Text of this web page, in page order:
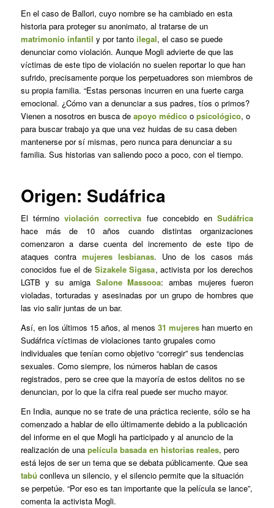
En el caso de Ballori, cuyo nombre se ha cambiado en esta
historia para proteger su anonimato, al tratarse de un
matrimonio infantil y por tanto ilegal, el caso se puede
denunciar como violación. Aunque Mogli advierte de que las
víctimas de este tipo de violación no suelen reportar lo que han
sufrido, precisamente porque los perpetuadores son miembros de
su propia familia. “Estas personas incurren en una fuerte carga
emocional. ¿Cómo van a denunciar a sus padres, tíos o primos?
Vienen a nosotros en busca de apoyo médicoo psicológico, o
para buscar trabajo ya que una vez huidas de su casa deben
mantenerse por sí mismas, pero nunca para denunciar a su
familia. Sus historias van saliendo poco a poco, con el tiempo.
Origen: Sudáfrica
El términoviolación correctiva fue concebido enSudáfrica
hace más de 10 años cuando distintas organizaciones
comenzaron a darse cuenta del incremento de este tipo de
ataques contra mujeres lesbianas. Uno de los casos más
conocidos fue el de Sizakele Sigasa, activista por los derechos
LGTB y su amiga Salone Massooa: ambas mujeres fueron
violadas, torturadas y asesinadas por un grupo de hombres que
las vio salir juntas de un bar.
Así, en los últimos 15 años, al menos 31 mujereshan muerto en
Sudáfrica víctimas de violaciones tanto grupales como
individuales que tenían como objetivo “corregir” sus tendencias
sexuales. Como siempre, los números hablan de casos
registrados, pero se cree que la mayoría de estos delitos no se
denuncian, por lo que la cifra real puede ser mucho mayor.
En India, aunque no se trate de una práctica reciente, sólo se ha
comenzado a hablar de ello últimamente debido a la publicación
del informe en el que Mogli ha participado y al anuncio de la
realización de una película basada en historias reales, pero
está lejos de ser un tema que se debata públicamente. Que sea
tabú conlleva un silencio, y el silencio permite que la situación
se perpetúe. “Por eso es tan importante que la película se lance”,
comenta la activista Mogli.